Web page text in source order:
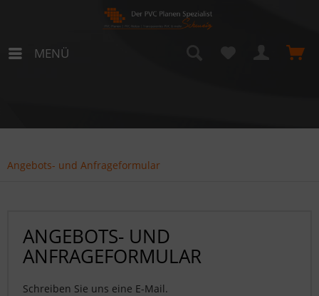
MENÜ
Angebots- und Anfrageformular
ANGEBOTS- UND
ANFRAGEFORMULAR
Schreiben Sie uns eine E-Mail.